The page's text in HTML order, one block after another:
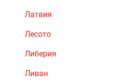
Латвия
Лесото
Либерия
Ливан